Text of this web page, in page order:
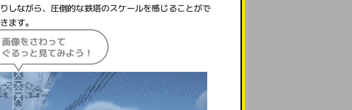
りしながら、圧倒的な鉄塔のスケールを感じることがで
きます。